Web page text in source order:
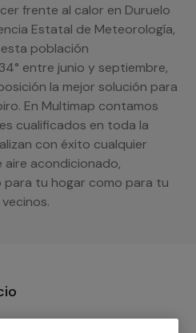
frente al calor en Duruelo
Estatal de Meteorología,
población
entre junio y septiembre,
la mejor solución para
En Multimap contamos
cualificados en toda la
con éxito cualquier
aire acondicionado,
tu hogar como para tu
ofrece un servicio con